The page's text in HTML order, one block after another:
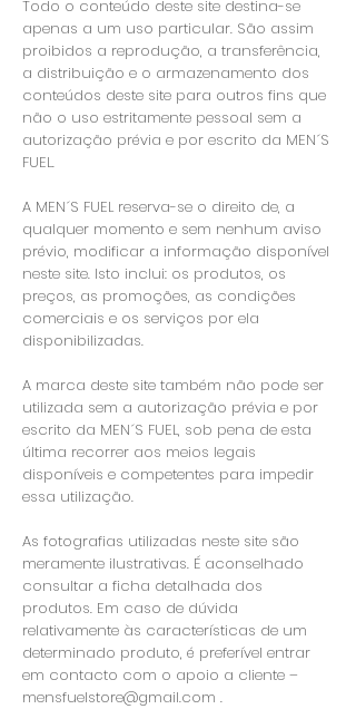
Todo o conteúdo deste site destina-se
apenas a um uso particular. São assim
proibidos a reprodução, a transferência,
a distribuição e o armazenamento dos
conteúdos deste site para outros fins que
não o uso estritamente pessoal sem a
autorização prévia e por escrito da MEN´S
FUEL.
A MEN´S FUEL reserva-se o direito de, a
qualquer momento e sem nenhum aviso
prévio, modificar a informação disponível
neste site. Isto inclui: os produtos, os
preços, as promoções, as condições
comerciais e os serviços por ela
disponibilizadas.
A marca deste site também não pode ser
utilizada sem a autorização prévia e por
escrito da MEN´S FUEL, sob pena de esta
última recorrer aos meios legais
disponíveis e competentes para impedir
essa utilização.
As fotografias utilizadas neste site são
meramente ilustrativas. É aconselhado
consultar a ficha detalhada dos
produtos. Em caso de dúvida
relativamente às características de um
determinado produto, é preferível entrar
em contacto com o apoio a cliente –
mensfuelstore@gmail.com .